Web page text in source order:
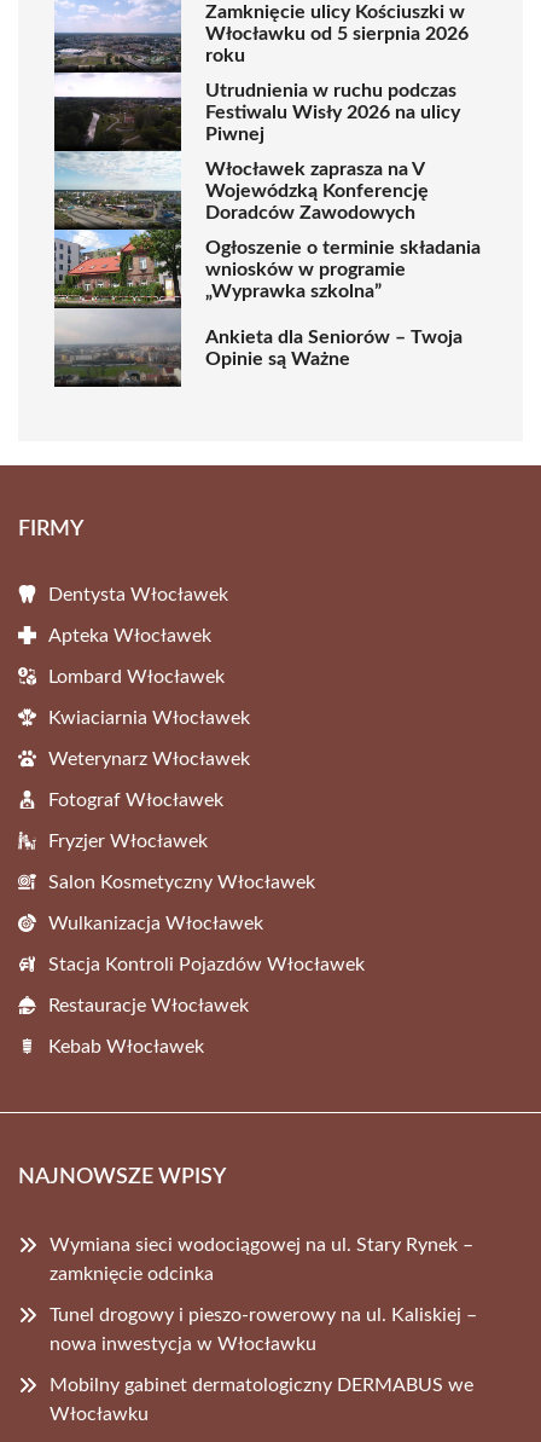
Zamknięcie ulicy Kościuszki w
Włocławku od 5 sierpnia 2026
roku
Utrudnienia w ruchu podczas
Festiwalu Wisły 2026 na ulicy
Piwnej
Włocławek zaprasza na V
Wojewódzką Konferencję
Doradców Zawodowych
Ogłoszenie o terminie składania
wniosków w programie
„Wyprawka szkolna”
Ankieta dla Seniorów – Twoja
Opinie są Ważne
FIRMY
Dentysta Włocławek
Apteka Włocławek
Lombard Włocławek
Kwiaciarnia Włocławek
Weterynarz Włocławek
Fotograf Włocławek
Fryzjer Włocławek
Salon Kosmetyczny Włocławek
Wulkanizacja Włocławek
Stacja Kontroli Pojazdów Włocławek
Restauracje Włocławek
Kebab Włocławek
NAJNOWSZE WPISY
Wymiana sieci wodociągowej na ul. Stary Rynek –
zamknięcie odcinka
Tunel drogowy i pieszo-rowerowy na ul. Kaliskiej –
nowa inwestycja w Włocławku
Mobilny gabinet dermatologiczny DERMABUS we
Włocławku